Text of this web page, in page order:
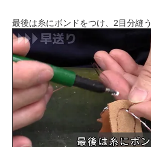
最後は糸にボンドをつけ、2目分縫う